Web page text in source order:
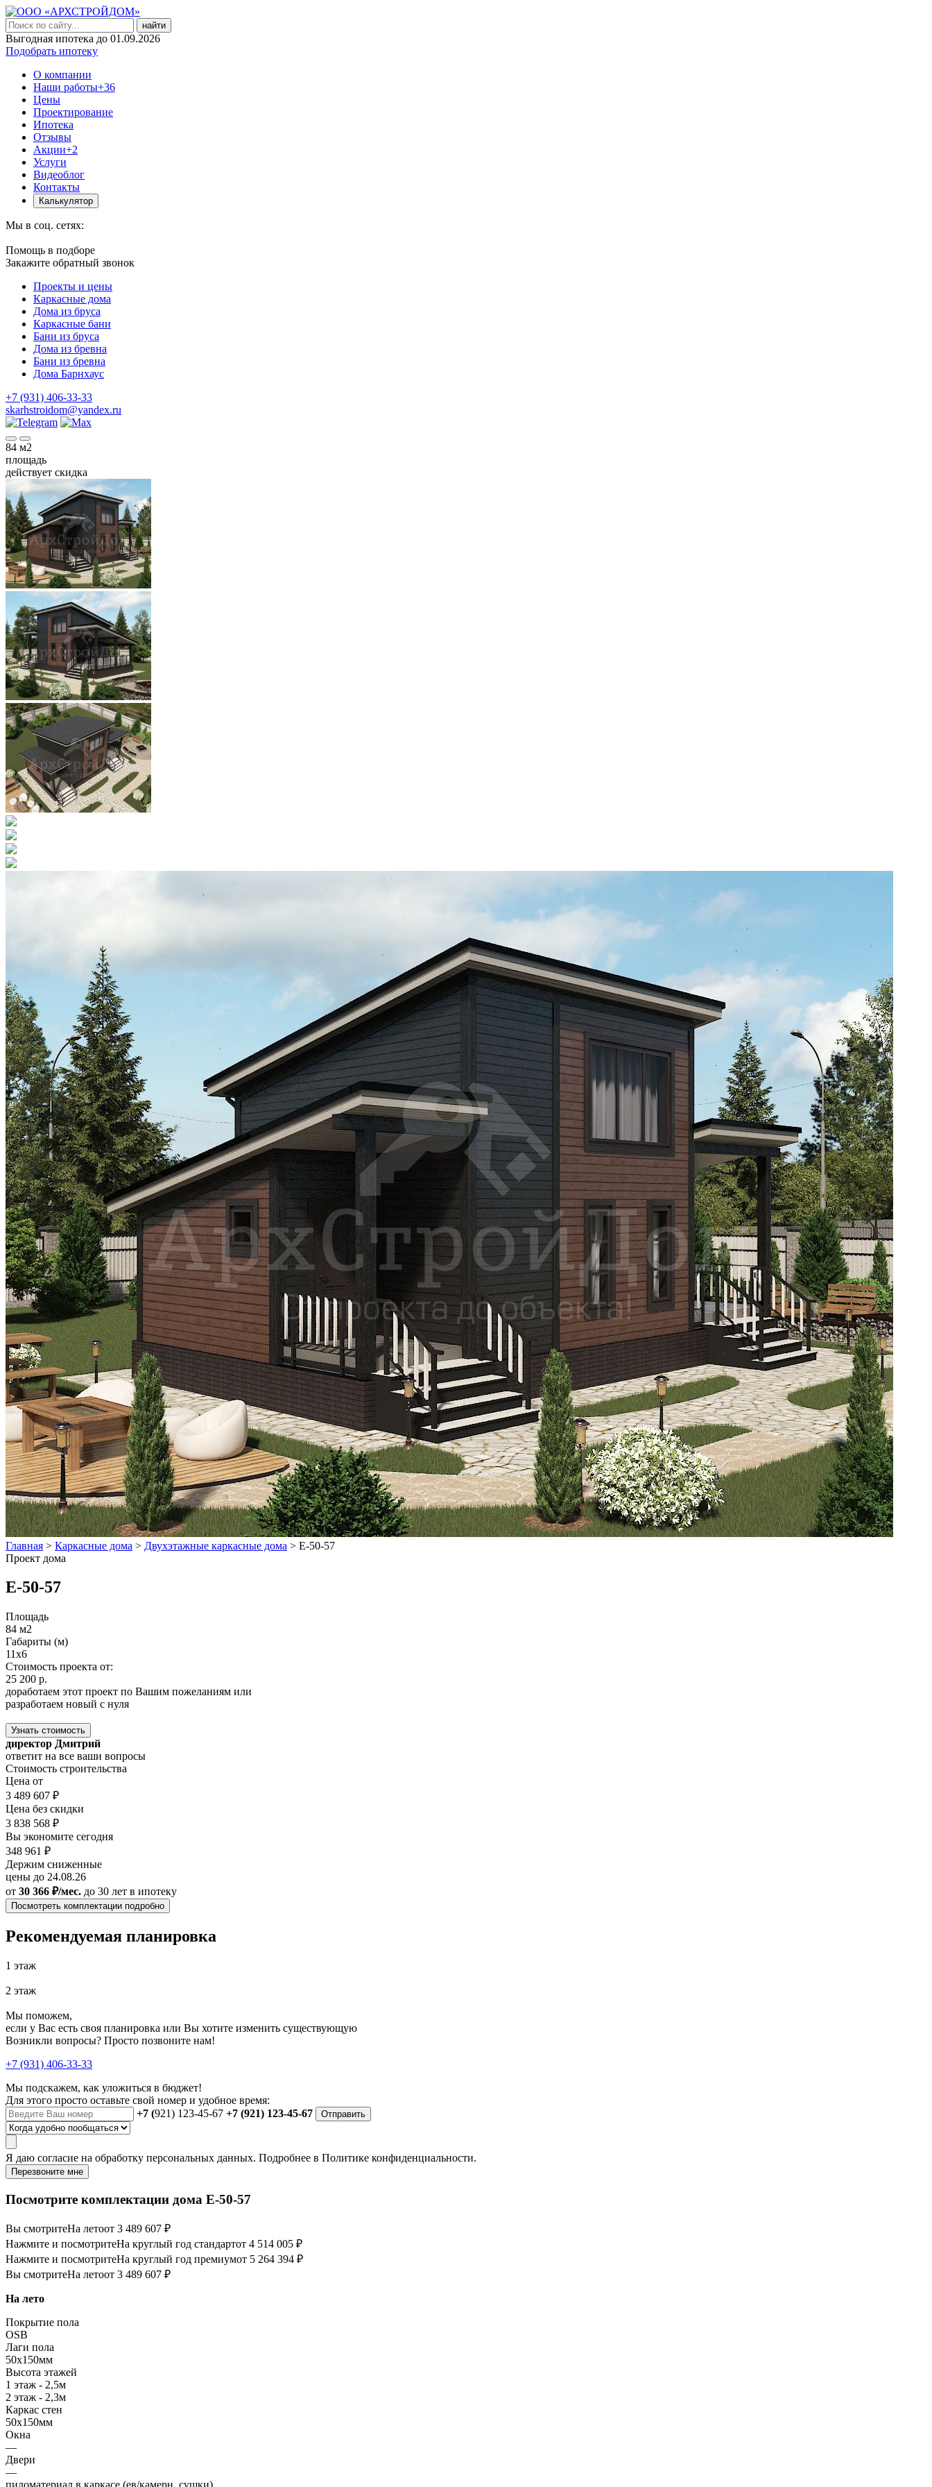
найти
Выгодная ипотека до 01.09.2026
Подобрать ипотеку
О компании
Наши работы+36
Цены
Проектирование
Ипотека
Отзывы
Акции+2
Услуги
Видеоблог
Контакты
Калькулятор
Мы в соц. сетях:
Помощь в подборе
Закажите обратный звонок
Проекты и цены
Каркасные дома
Дома из бруса
Каркасные бани
Бани из бруса
Дома из бревна
Бани из бревна
Дома Барнхаус
+7 (931) 406-33-33
skarhstroidom@yandex.ru
84 м2
площадь
действует скидка
Главная > Каркасные дома > Двухэтажные каркасные дома > E-50-57
Проект дома
E-50-57
Площадь
84 м2
Габариты (м)
11х6
Стоимость проекта от:
25 200 р.
доработаем этот проект по Вашим пожеланиям или
разработаем новый с нуля
Узнать стоимость
директор Дмитрий
ответит на все ваши вопросы
Стоимость строительства
Цена от
3 489 607 ₽
Цена без скидки
3 838 568 ₽
Вы экономите сегодня
348 961 ₽
Держим сниженные
цены до 24.08.26
от 30 366 ₽/мес. до 30 лет в ипотеку
Посмотреть комплектации подробно
Рекомендуемая планировка
1 этаж
2 этаж
Мы поможем,
если у Вас есть своя планировка или Вы хотите изменить существующую
Возникли вопросы? Просто позвоните нам!
+7 (931) 406-33-33
Мы подскажем, как уложиться в бюджет!
Для этого просто оставьте свой номер и удобное время:
+7 (921) 123-45-67 +7 (921) 123-45-67 Отправить
Я даю согласие на обработку персональных данных. Подробнее в Политике конфиденциальности.
Перезвоните мне
Посмотрите комплектации дома E-50-57
Вы смотритеНа летоот 3 489 607 ₽
Нажмите и посмотритеНа круглый год стандартот 4 514 005 ₽
Нажмите и посмотритеНа круглый год премиумот 5 264 394 ₽
Вы смотритеНа летоот 3 489 607 ₽
На лето
Покрытие пола
OSB
Лаги пола
50х150мм
Высота этажей
1 этаж - 2,5м
2 этаж - 2,3м
Каркас стен
50х150мм
Окна
—
Двери
—
пиломатериал в каркасе (ев/камерн. сушки)